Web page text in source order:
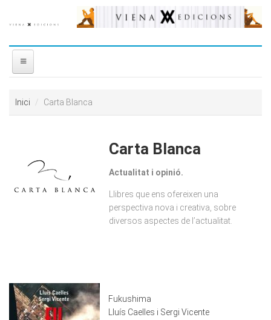
Inici Carta Blanca
Carta Blanca
Actualitat i opinió.
Llibres que ens ofereixen una
perspectiva nova i creativa, sobre
diversos aspectes de l’actualitat.
Fukushima
Lluís Caelles i Sergi Vicente